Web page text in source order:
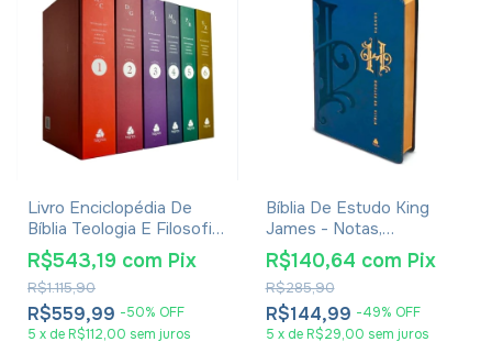
Livro Enciclopédia De
Bíblia Teologia E Filosofia
- R. N. Champlin
R$559,99 -50% OFF
R$1.115,90
R$543,19 com Pix
5 x de R$112,00 sem juros
Bíblia De Estudo King
James - Notas,
Comentários e Recursos
De Harold Willmington -
Capa Luxo Azul
R$144,99 -49% OFF
R$285,90
R$140,64 com Pix
5 x de R$29,00 sem juros